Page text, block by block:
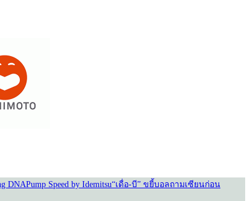
DNAPump Speed by Idemitsu“เดื่อ-บี” ขยี้บอลถามเซียนก่อน